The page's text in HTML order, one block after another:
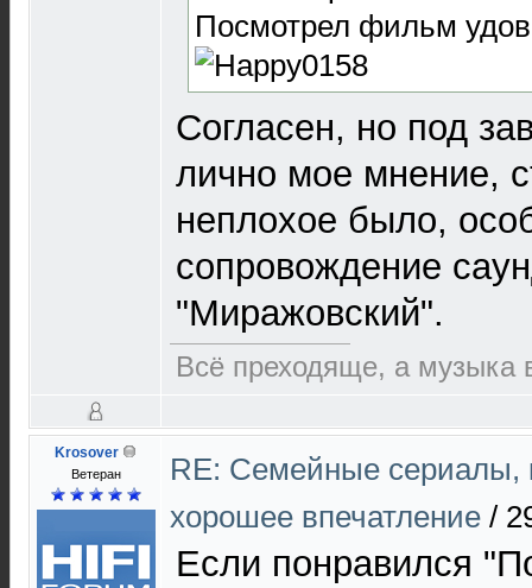
Посмотрел фильм
Согласен, но под
лично мое мнение,
неплохое было,
сопровождение
"Миражовский".
Всё преходяще, а музыка
Krosover
Ветеран
RE: Cемейные сериалы,
хорошее впечатление /
Если понравился